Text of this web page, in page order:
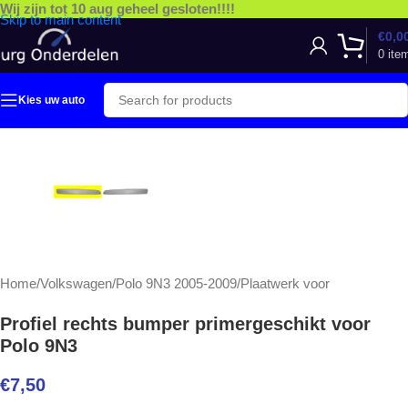
Skip to main content
Wij zijn tot 10 aug geheel gesloten!!!!
0
€
Kies uw auto
Home/Volkswagen/Polo 9N3 2005-2009/Plaatwerk voor
Profiel rechts bumper primergeschikt voor
Polo 9N3
€7,50